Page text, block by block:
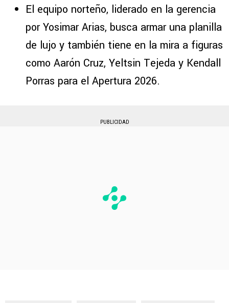
El equipo norteño, liderado en la gerencia
por Yosimar Arias, busca armar una planilla
de lujo y también tiene en la mira a figuras
como Aarón Cruz, Yeltsin Tejeda y Kendall
Porras para el Apertura 2026.
PUBLICIDAD